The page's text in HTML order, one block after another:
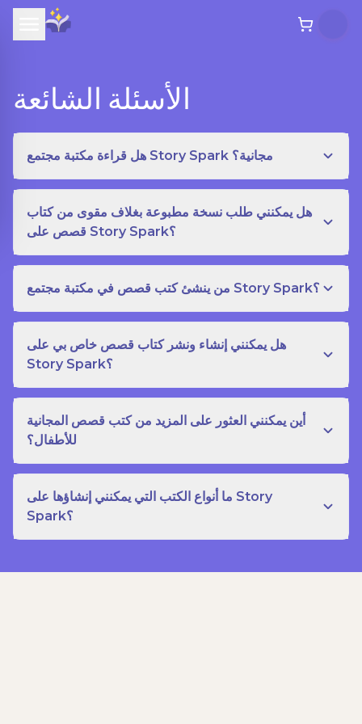
الأسئلة الشائعة
هل قراءة مكتبة مجتمع Story Spark مجانية؟
هل يمكنني طلب نسخة مطبوعة بغلاف مقوى من كتاب
قصص على Story Spark؟
من ينشئ كتب قصص في مكتبة مجتمع Story Spark؟
هل يمكنني إنشاء ونشر كتاب قصص خاص بي على
Story Spark؟
أين يمكنني العثور على المزيد من كتب قصص المجانية
للأطفال؟
ما أنواع الكتب التي يمكنني إنشاؤها على Story
Spark؟